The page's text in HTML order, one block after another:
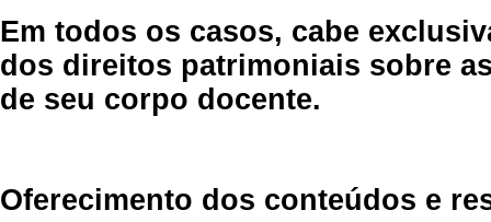
Em todos os casos, cabe
dos direitos patrimoniais sobre
de seu corpo docente.
Oferecimento dos conteúdos e